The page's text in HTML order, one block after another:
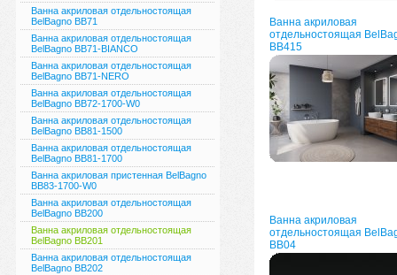
Ванна акриловая отдельностоящая
BelBagno BB71
Ванна акриловая отдельностоящая
BelBagno BB71-BIANCO
Ванна акриловая отдельностоящая
BelBagno BB71-NERO
Ванна акриловая отдельностоящая
BelBagno BB72-1700-W0
Ванна акриловая отдельностоящая
BelBagno BB81-1500
Ванна акриловая отдельностоящая
BelBagno BB81-1700
Ванна акриловая пристенная BelBagno
BB83-1700-W0
Ванна акриловая отдельностоящая
BelBagno BB200
Ванна акриловая отдельностоящая
BelBagno BB201
Ванна акриловая отдельностоящая
BelBagno BB202
Ванна акриловая
отдельностоящая
ВВ415
Ванна акриловая
отдельностоящая
BB04